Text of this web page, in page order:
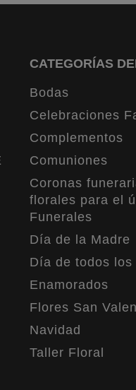
CATEGORÍAS
Bodas
Celebraciones
Complementos
Comuniones
Coronas
florales para el
Funerales
Día de la Madre
Día de todos los
Enamorados
Flores San
Navidad
Taller Floral